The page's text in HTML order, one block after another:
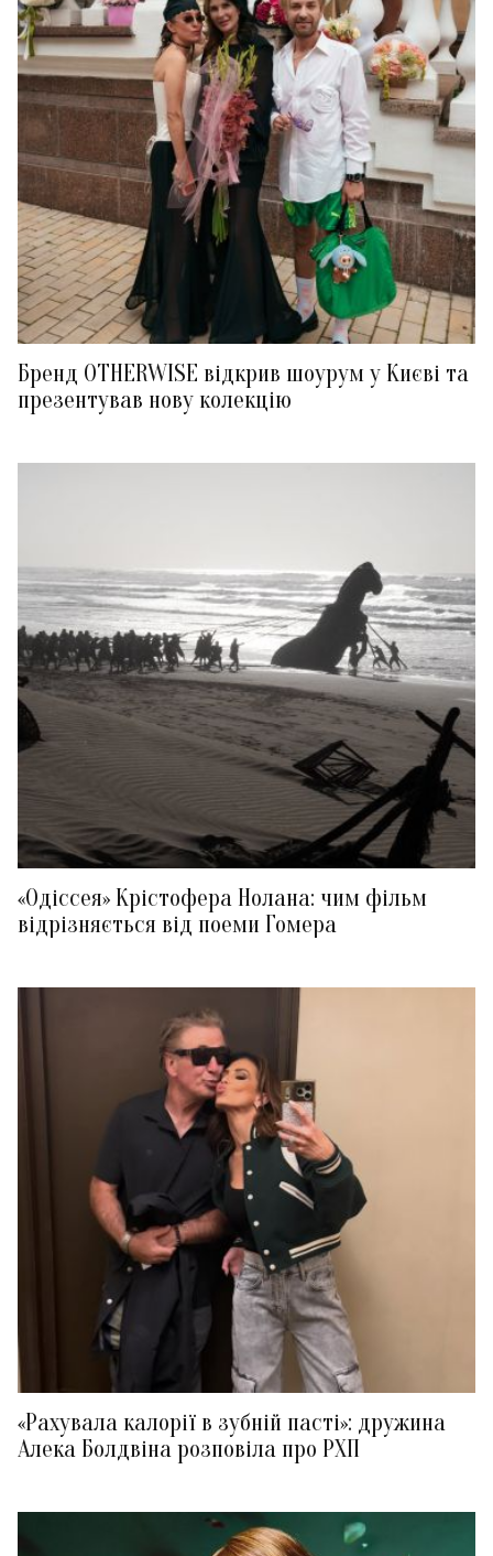
Бренд OTHERWISE відкрив шоурум у Києві та
презентував нову колекцію
«Одіссея» Крістофера Нолана: чим фільм
відрізняється від поеми Гомера
«Рахувала калорії в зубній пасті»: дружина
Алека Болдвіна розповіла про РХП